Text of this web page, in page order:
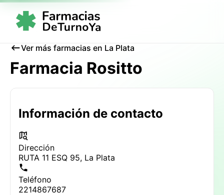
Ver más farmacias en La Plata
Farmacia Rositto
Información de contacto
Dirección
RUTA 11 ESQ 95, La Plata
Teléfono
2214867687